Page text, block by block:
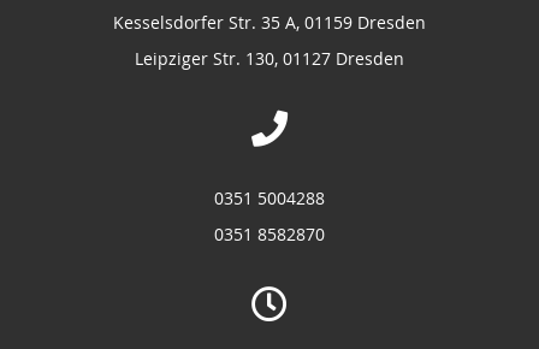
Kesselsdorfer Str. 35 A, 01159 Dresden
Leipziger Str. 130, 01127 Dresden
0351 5004288
0351 8582870